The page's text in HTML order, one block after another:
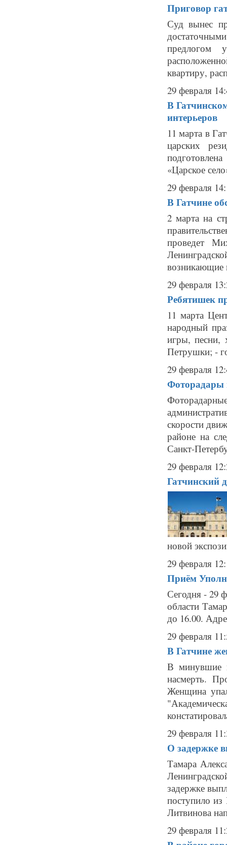
Приговор
Суд вынес
предлогом
квартиру,
29 февраля
В
интерьеров
11 марта в
царских
«Царское
29 февраля
В Гатчине
2 марта на
проведет
29 февраля
Ребятишек
11 марта
народный
игры, песни,
Петрушки; -
29 февраля
Фоторадары
скорости
районе на
Санкт-
29 февраля
Гатчинский
новой
29 февраля
Приём
Сегодня - 29
области
до 16.00.
29 февраля
В Гатчине
В минувшие
насмерть.
Женщина
29 февраля
О задержке
Тамара
задержке
поступило из
Литвинова
29 февраля